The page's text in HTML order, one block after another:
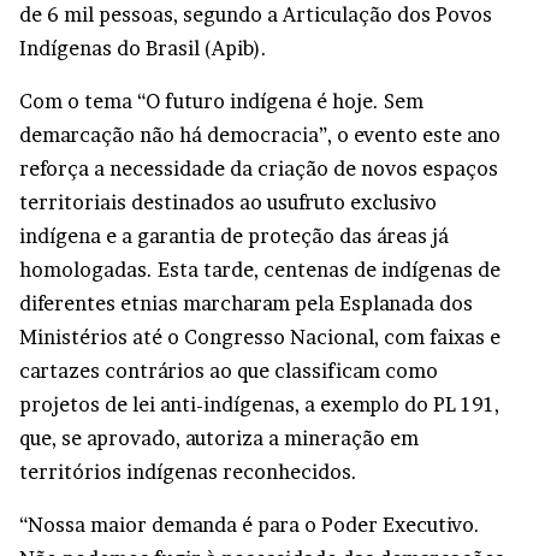
de 6 mil pessoas, segundo a Articulação dos Povos
Indígenas do Brasil (Apib).
Com o tema “O futuro indígena é hoje. Sem
demarcação não há democracia”, o evento este ano
reforça a necessidade da criação de novos espaços
territoriais destinados ao usufruto exclusivo
indígena e a garantia de proteção das áreas já
homologadas. Esta tarde, centenas de indígenas de
diferentes etnias marcharam pela Esplanada dos
Ministérios até o Congresso Nacional, com faixas e
cartazes contrários ao que classificam como
projetos de lei anti-indígenas, a exemplo do PL 191,
que, se aprovado, autoriza a mineração em
territórios indígenas reconhecidos.
“Nossa maior demanda é para o Poder Executivo.